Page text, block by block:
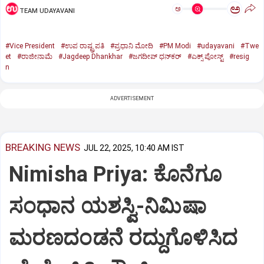
TEAM UDAYAVANI ಅ ಅ
#Vice President #ಉಪ ರಾಷ್ಟ್ರಪತಿ #ಪ್ರಧಾನಿ ಮೋದಿ #PM Modi #udayavani
#Twe
et
#ರಾಜೀನಾಮೆ #Jagdeep Dhankhar #ಜಗದೀಪ್‌ ಧನ್‌ಕರ್‌ #ಎಕ್ಸ್‌ ಪೋಸ್ಟ್
#resig
n
ADVERTISEMENT
BREAKING NEWS JUL 22, 2025, 10:40 AM IST
Nimisha Priya: ಕೊನೆಗೂ
ಸಂಧಾನ ಯಶಸ್ವಿ-ನಿಮಿಷಾ
ಮರಣದಂಡನೆ ರದ್ದುಗೊಳಿಸಿದ